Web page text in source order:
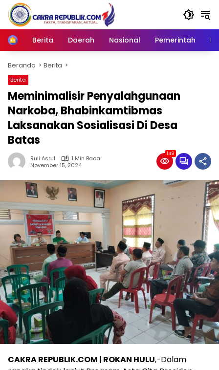
Langsung
konten
Home
Berita Daerah Nasional Pemerintah
Beranda Berita
Berita
Meminimalisir Penyalahgunaan
Narkoba, Bhabinkamtibmas
Laksanakan Sosialisasi Di Desa
Batas
Ruli Asrul
1 Min Baca
November 15, 2024
149
CAKRA REPUBLIK.COM | ROKAN HULU,-Dalam